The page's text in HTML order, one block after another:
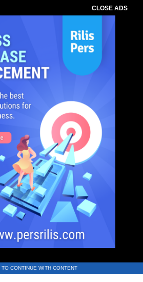
CLOSE ADS
CONTINUE WITH CONTENT